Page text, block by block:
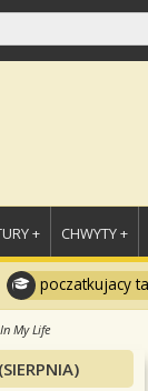
+ CHWYTY +
poczatkujacy
In My Life